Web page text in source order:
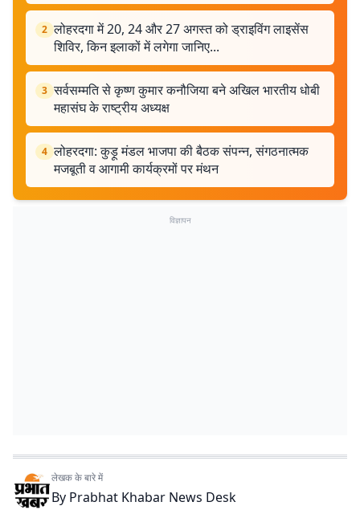
2 लोहरदगा में 20, 24 और 27 अगस्त को ड्राइविंग लाइसेंस
शिविर, किन इलाकों में लगेगा जानिए...
3 सर्वसम्मति से कृष्ण कुमार कनौजिया बने अखिल भारतीय धोबी
महासंघ के राष्ट्रीय अध्यक्ष
4 लोहरदगा: कुड़ू मंडल भाजपा की बैठक संपन्न, संगठनात्मक
मजबूती व आगामी कार्यक्रमों पर मंथन
विज्ञापन
लेखक के बारे में
By Prabhat Khabar News Desk